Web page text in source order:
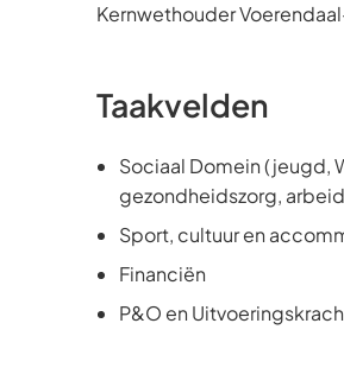
Kernwethouder
Taakvelden
Sociaal Domein (jeugd,
gezondheidszorg,
Sport, cultuur en
Financiën
P&O en